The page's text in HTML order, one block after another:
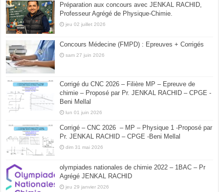
Préparation aux concours avec JENKAL RACHID,
Professeur Agrégé de Physique-Chimie.
jeu 02 juillet 2026
Concours Médecine (FMPD) : Epreuves + Corrigés
sam 27 juin 2026
Corrigé du CNC 2026 – Filière MP – Epreuve de
chimie – Proposé par Pr. JENKAL RACHID – CPGE -
Beni Mellal
lun 01 juin 2026
Corrigé – CNC 2026 – MP – Physique 1 -Proposé par
Pr. JENKAL RACHID – CPGE -Beni Mellal
dim 31 mai 2026
olympiades nationales de chimie 2022 – 1BAC – Pr
Agrégé JENKAL RACHID
jeu 29 janvier 2026